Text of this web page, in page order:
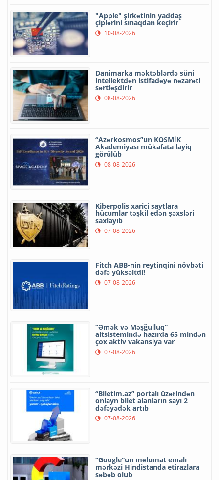
"Apple" şirkətinin yaddaş
çiplərini sınaqdan keçirir
10-08-2026
Danimarka məktəblərdə süni
intellektdən istifadəyə nəzarəti
sərtləşdirir
08-08-2026
“Azərkosmos”un KOSMİK
Akademiyası mükafata layiq
görülüb
08-08-2026
Kiberpolis xarici saytlara
hücumlar təşkil edən şəxsləri
saxlayıb
07-08-2026
Fitch ABB-nin reytinqini növbəti
dəfə yüksəltdi!
07-08-2026
“Əmək və Məşğulluq”
altsistemində hazırda 65 mindən
çox aktiv vakansiya var
07-08-2026
“Biletim.az” portalı üzərindən
onlayn bilet alanların sayı 2
dəfəyədək artıb
07-08-2026
“Google”un məlumat emalı
mərkəzi Hindistanda etirazlara
səbəb olub